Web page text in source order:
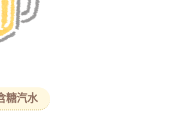
糖汽水